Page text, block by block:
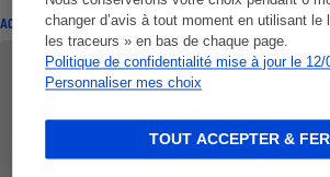
changer d’avis à tout moment en utilisant le
les traceurs » en bas de chaque page.
Politique de confidentialité mise à jour le 12/
Personnaliser mes choix
TOUT ACCEPTER &
ACTUALITÉ